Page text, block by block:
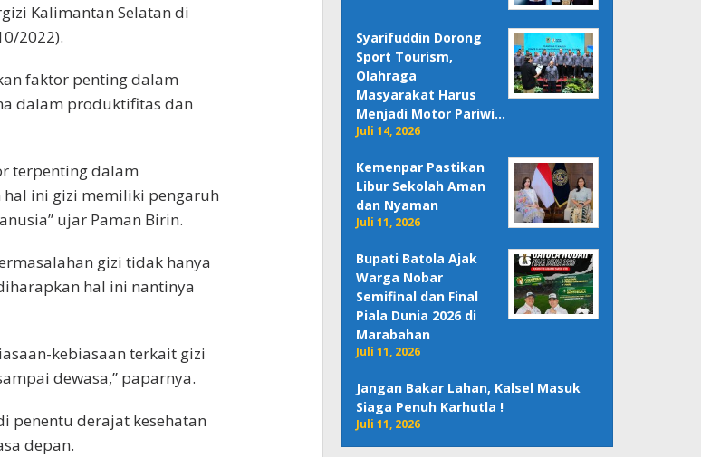
Kalimantan Selatan di
2022).
faktor penting dalam
dalam produktifitas dan
terpenting dalam
ini gizi memiliki pengaruh
ujar Paman Birin.
gizi tidak hanya
hal ini nantinya
kebiasaan terkait gizi
dewasa,” paparnya.
penentu derajat kesehatan
depan.
Syarifuddin Dorong
Sport Tourism,
Olahraga
Masyarakat Harus
Menjadi Motor Pariwi…
Juli 14, 2026
Kemenpar Pastikan
Libur Sekolah Aman
dan Nyaman
Juli 11, 2026
Bupati Batola Ajak
Warga Nobar
Semifinal dan Final
Piala Dunia 2026 di
Marabahan
Juli 11, 2026
Jangan Bakar Lahan, Kalsel Masuk
Siaga Penuh Karhutla !
Juli 11, 2026